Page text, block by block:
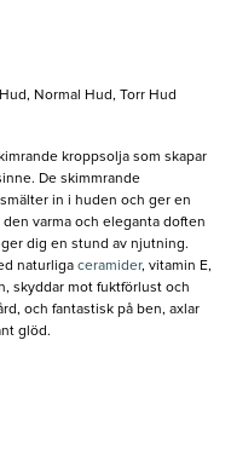
Normal Hud, Torr Hud
kroppsolja som skapar
De skimmrande
in i huden och ger en
varma och eleganta doften
dig en stund av njutning.
naturliga ceramider, vitamin E,
skyddar mot fuktförlust och
och fantastisk på ben, axlar
glöd.